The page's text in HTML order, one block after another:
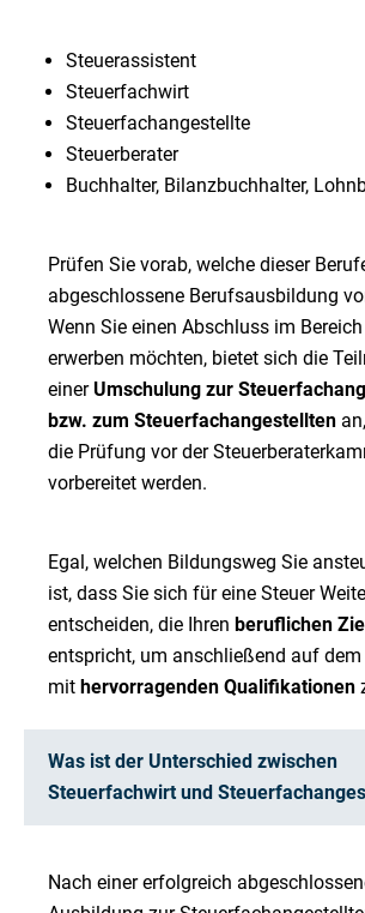
Steuerassistent
Steuerfachwirt
Steuerfachangestellte
Steuerberater
Buchhalter, Bilanzbuchhalter,
Prüfen Sie vorab, welche dieser
abgeschlossene Berufsausbildung
Wenn Sie einen Abschluss im
erwerben möchten, bietet sich die
einerUmschulung zur
bzw. zum Steuerfachangestellten
die Prüfung vor der
vorbereitet werden.
Egal, welchen Bildungsweg Sie
ist, dass Sie sich für eine Steuer
entscheiden, die Ihren beruflichen
entspricht, um anschließend auf
mit hervorragenden Qualifikationen
Was ist der Unterschied zwischen
Steuerfachwirt und
Nach einer erfolgreich